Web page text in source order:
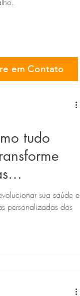
tudo
sua saúde e
personalizadas dos
em Contato